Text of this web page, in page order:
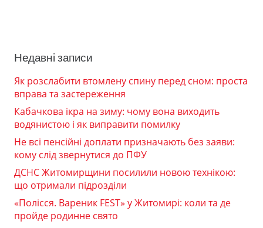
Недавні записи
Як розслабити втомлену спину перед сном: проста
вправа та застереження
Кабачкова ікра на зиму: чому вона виходить
водянистою і як виправити помилку
Не всі пенсійні доплати призначають без заяви:
кому слід звернутися до ПФУ
ДСНС Житомирщини посилили новою технікою:
що отримали підрозділи
«Полісся. Вареник FEST» у Житомирі: коли та де
пройде родинне свято